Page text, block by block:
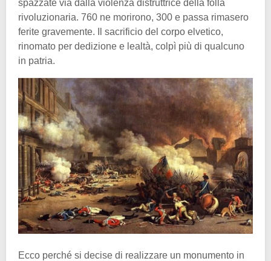
spazzate via dalla violenza distruttrice della folla
rivoluzionaria. 760 ne morirono, 300 e passa rimasero
ferite gravemente. Il sacrificio del corpo elvetico,
rinomato per dedizione e lealtà, colpì più di qualcuno
in patria.
Ecco perché si decise di realizzare un monumento in